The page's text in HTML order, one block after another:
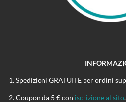
Spedizioni GRATUITE per ordini
Coupon da 5 € con iscrizione al sito.